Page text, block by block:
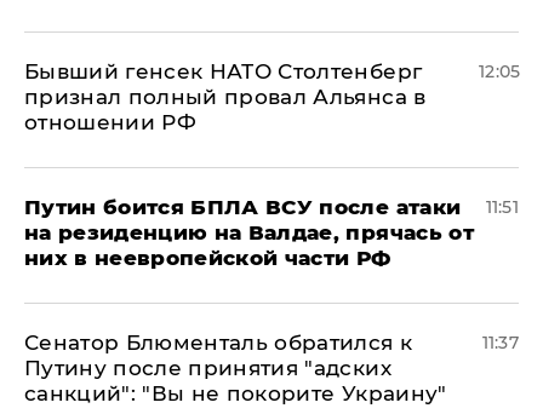
Бывший генсек НАТО Столтенберг
признал полный провал Альянса в
отношении РФ
12:05
Путин боится БПЛА ВСУ после атаки
на резиденцию на Валдае, прячась от
них в неевропейской части РФ
11:51
Сенатор Блюменталь обратился к
Путину после принятия "адских
санкций": "Вы не покорите Украину"
11:37